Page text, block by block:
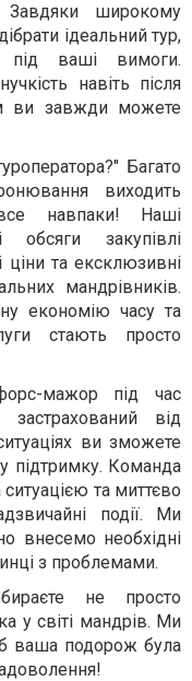
широкому
ідеальний тур,
під ваші вимоги.
навіть після
ви завжди можете
Багато
виходить
навпаки! Наші
закупівлі
ціни та ексклюзивні
мандрівників.
економію часу та
стають просто
мажор під час
від
ви зможете
підтримку. Команда
та миттєво
події. Ми
внесемо необхідні
з проблемами.
не просто
у світі мандрів. Ми
ваша подорож була